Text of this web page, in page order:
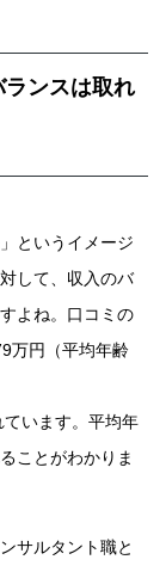
ンスは取れ
というイメージ
して、収入のバ
よね。口コミの
万円（平均年齢
います。平均年
ことがわかりま
サルタント職と